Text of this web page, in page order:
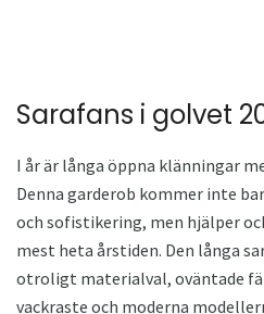
Sarafans i golvet
I år är långa öppna klänningar
Denna garderob kommer inte
och sofistikering, men hjälper
mest heta årstiden. Den långa
otroligt materialval, oväntade
vackraste och moderna